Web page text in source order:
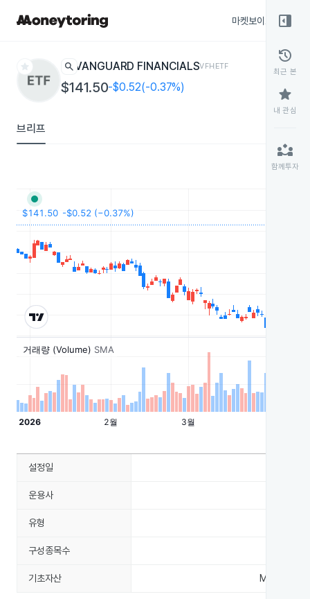
마켓보이스
star search VANGUARD FINANCIALSVFHETF
$141.50-$0.52(-0.37%)
브리프
right_panel_open
history
최근 본
star
내 관심
partner_exchange
함께투자